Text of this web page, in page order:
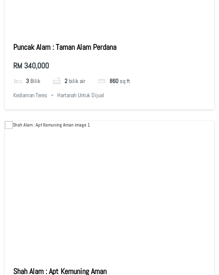
Puncak Alam : Taman Alam Perdana
RM 340,000
3 Bilik 2bilik air 860sq ft
Kediaman Teres
Hartanah Untuk Dijual
Shah Alam : Apt Kemuning Aman